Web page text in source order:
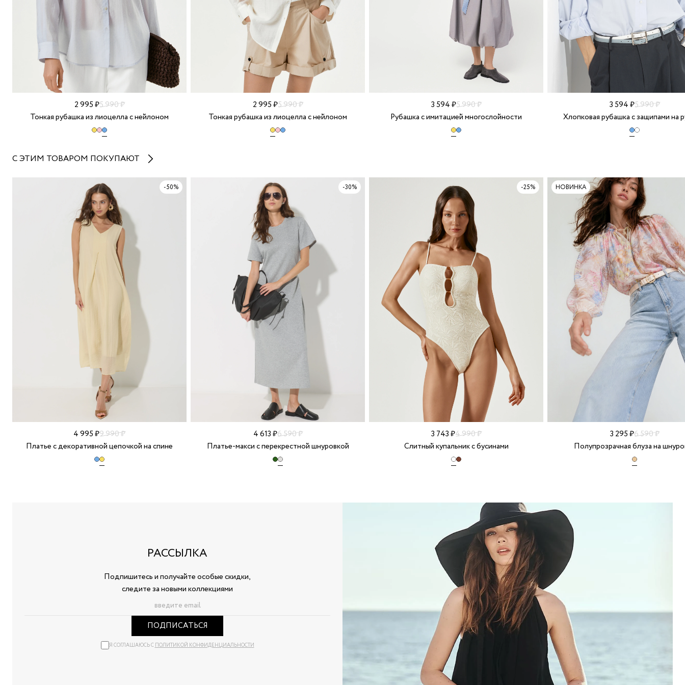
2 995 ₽5 990 ₽
Тонкая рубашка из лиоцелла с нейлоном
2 995 ₽5 990 ₽
Тонкая рубашка из лиоцелла с нейлоном
3 594 ₽5 990 ₽
Рубашка с имитацией многослойности
3 594 ₽5 990 ₽
Хлопковая рубашка с защипами на
С ЭТИМ ТОВАРОМ ПОКУПАЮТ
4 995 ₽9 990 ₽
Платье с декоративной цепочкой на спине
-50%
4 613 ₽6 590 ₽
Платье-макси с перекрестной шнуровкой
-30%
3 743 ₽4 990 ₽
Слитный купальник с бусинами
-25%
3 295 ₽6 590 ₽
Полупрозрачная блуза на
НОВИНКА
РАССЫЛКА
Подпишитесь и получайте особые скидки,
следите за новыми коллекциями
ПОДПИСАТЬСЯ
Я СОГЛАШАЮСЬ СПОЛИТИКОЙ КОНФИДЕНЦИАЛЬНОСТИ